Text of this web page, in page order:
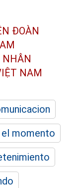
ĐOÀN
NHÂN
NAM
el momento